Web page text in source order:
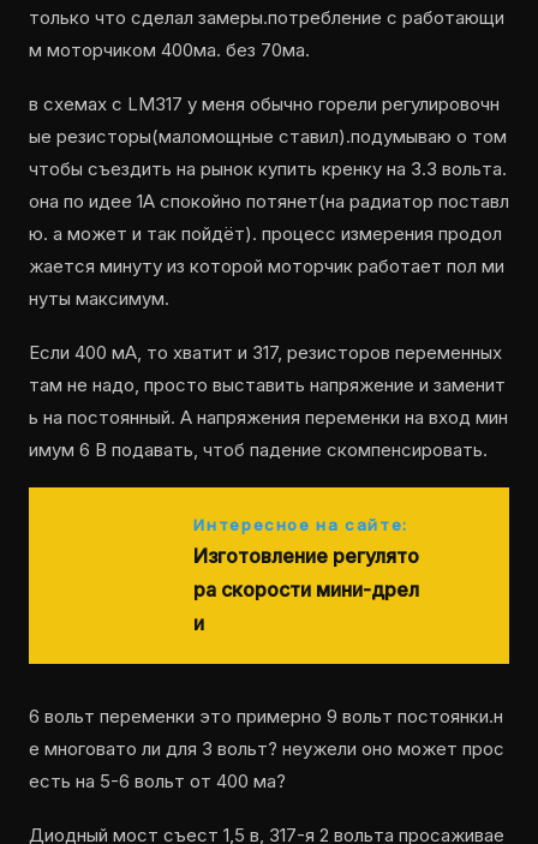
только что сделал замеры.потребление с работающи
м моторчиком 400ма. без 70ма.
в схемах с LM317 у меня обычно горели регулировочн
ые резисторы(маломощные ставил).подумываю о том
чтобы съездить на рынок купить кренку на 3.3 вольта.
она по идее 1А спокойно потянет(на радиатор поставл
ю. а может и так пойдёт). процесс измерения продол
жается минуту из которой моторчик работает пол ми
нуты максимум.
Если 400 мА, то хватит и 317, резисторов переменных
там не надо, просто выставить напряжение и заменит
ь на постоянный. А напряжения переменки на вход мин
имум 6 В подавать, чтоб падение скомпенсировать.
Интересное на сайте:
Изготовление регулято
ра скорости мини-дрел
и
6 вольт переменки это примерно 9 вольт постоянки.н
е многовато ли для 3 вольт? неужели оно может прос
есть на 5-6 вольт от 400 ма?
Диодный мост съест 1,5 в, 317-я 2 вольта просаживае